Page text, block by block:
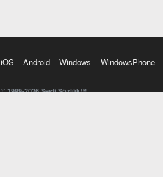
iOS Android Windows WindowsPhone
© 1999-2026 Sesli Sözlük™